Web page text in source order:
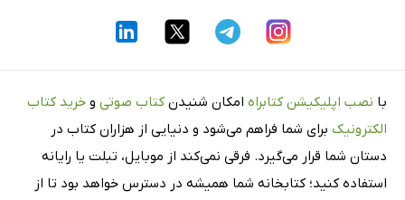
با نصب اپلیکیشن کتابراه امکان شنیدن کتاب صوتی و خرید کتاب
الکترونیک برای شما فراهم می‌شود و دنیایی از هزاران کتاب در
دستان شما قرار می‌گیرد. فرقی نمی‌کند از موبایل، تبلت یا رایانه
استفاده کنید؛ کتابخانه شما همیشه در دسترس خواهد بود تا از